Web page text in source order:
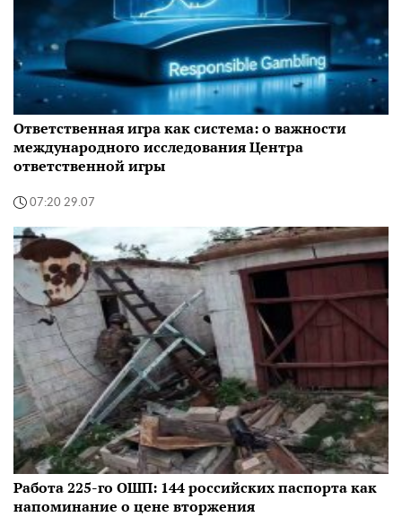
Ответственная игра как система: о важности
международного исследования Центра
ответственной игры
07:20 29.07
Работа 225-го ОШП: 144 российских паспорта как
напоминание о цене вторжения